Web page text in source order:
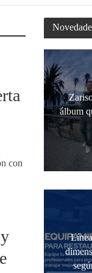
con
álbum